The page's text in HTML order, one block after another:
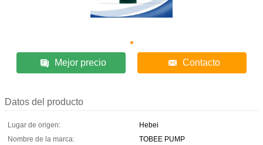
Mejor precio Contacto
Datos del producto
Lugar de origen:
Hebei
Nombre de la marca:
TOBEE PUMP